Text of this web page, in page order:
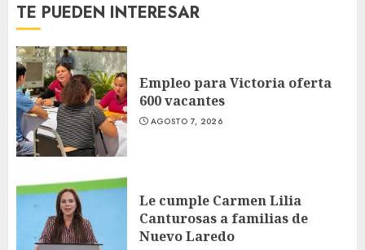
TE PUEDEN INTERESAR
Empleo para Victoria oferta
600 vacantes
AGOSTO 7, 2026
Le cumple Carmen Lilia
Canturosas a familias de
Nuevo Laredo